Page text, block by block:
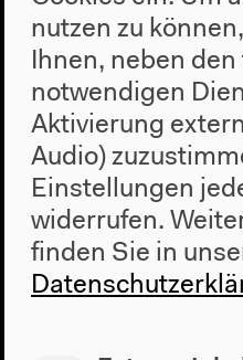
Vorherige
nutzen zu
Ihnen, neben
notwendigen
Aktivierung
Audio)
Einstellungen
widerrufen.
finden Sie in